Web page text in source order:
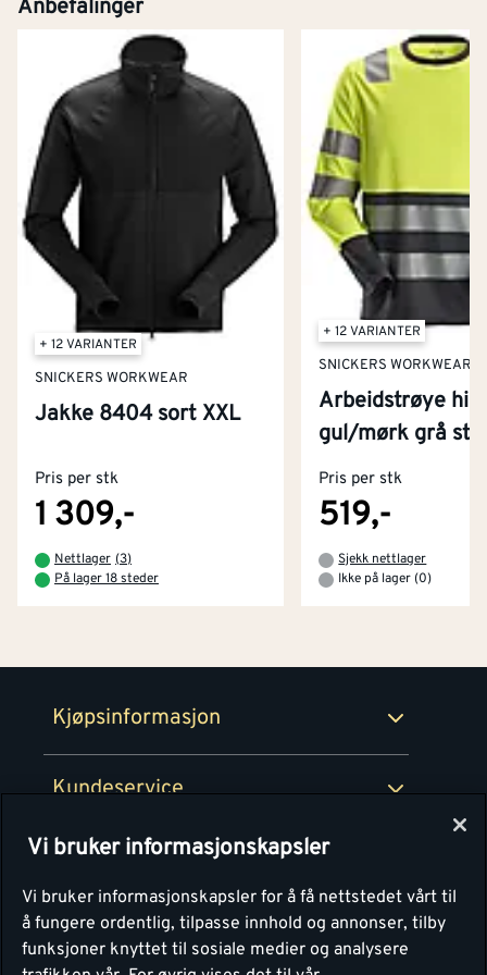
Anbefalinger
+ 12 VARIANTER
SNICKERS WORKWEAR
Jakke 8404 sort XXL
Pris per stk
1 309,-
Nettlager (3)
På lager 18 steder
+ 12 VARIANTER
SNICKERS WORKWEAR
Arbeidstrøye
gul/mørk grå str
Pris per stk
519,-
Sjekk nettlager
Ikke på lager (0)
Kjøpsinformasjon
Kjøpsbetingelser
Retur- og angrerettsskjema
Kundeservice
Tjenester
Montér Klubb
Montér
Byggevarehus og åpningstider
Prismatch
Personvern
Vi bruker informasjonskapsler
Vi bruker informasjonskapsler for å få nettstedet vårt til
å fungere ordentlig, tilpasse innhold og annonser, tilby
funksjoner knyttet til sosiale medier og analysere